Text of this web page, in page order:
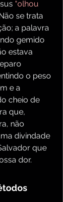
“olhou
se trata
a palavra
gemido
estava
o peso
e a
cheio de
que,
não
divindade
que
dor.